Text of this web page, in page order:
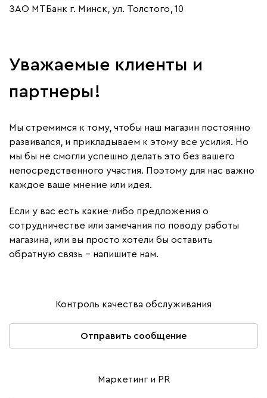
ЗАО МТБанк г. Минск, ул. Толстого, 10
Уважаемые клиенты и
партнеры!
Мы стремимся к тому, чтобы наш магазин постоянно
развивался, и прикладываем к этому все усилия. Но
мы бы не смогли успешно делать это без вашего
непосредственного участия. Поэтому для нас важно
каждое ваше мнение или идея.
Если у вас есть какие-либо предложения о
сотрудничестве или замечания по поводу работы
магазина, или вы просто хотели бы оставить
обратную связь – напишите нам.
Контроль качества обслуживания
Отправить сообщение
Маркетинг и PR